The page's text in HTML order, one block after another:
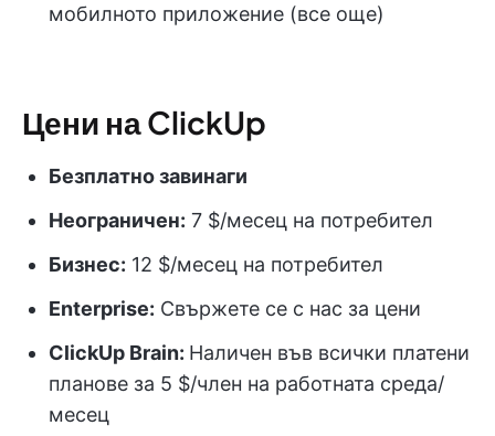
мобилното приложение (все още)
Цени на ClickUp
Безплатно завинаги
Неограничен: 7 $/месец на потребител
Бизнес: 12 $/месец на потребител
Enterprise: Свържете се с нас за цени
ClickUp Brain: Наличен във всички платени
планове за 5 $/член на работната среда/
месец